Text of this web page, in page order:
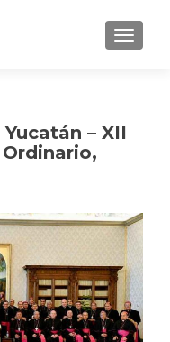
MENU
– XII